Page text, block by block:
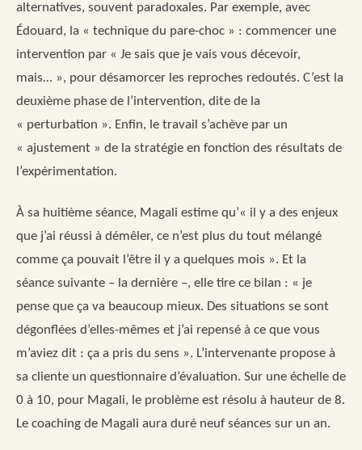
alternatives, souvent paradoxales. Par exemple, avec
Édouard, la « technique du pare-choc » : commencer une
intervention par « Je sais que je vais vous décevoir,
mais… », pour désamorcer les reproches redoutés. C’est la
deuxième phase de l’intervention, dite de la
« perturbation ». Enfin, le travail s’achève par un
« ajustement » de la stratégie en fonction des résultats de
l’expérimentation.
À sa huitième séance, Magali estime qu’« il y a des enjeux
que j’ai réussi à démêler, ce n’est plus du tout mélangé
comme ça pouvait l’être il y a quelques mois ». Et la
séance suivante – la dernière –, elle tire ce bilan : « je
pense que ça va beaucoup mieux. Des situations se sont
dégonflées d’elles-mêmes et j’ai repensé à ce que vous
m’aviez dit : ça a pris du sens ». L’intervenante propose à
sa cliente un questionnaire d’évaluation. Sur une échelle de
0 à 10, pour Magali, le problème est résolu à hauteur de 8.
Le coaching de Magali aura duré neuf séances sur un an.